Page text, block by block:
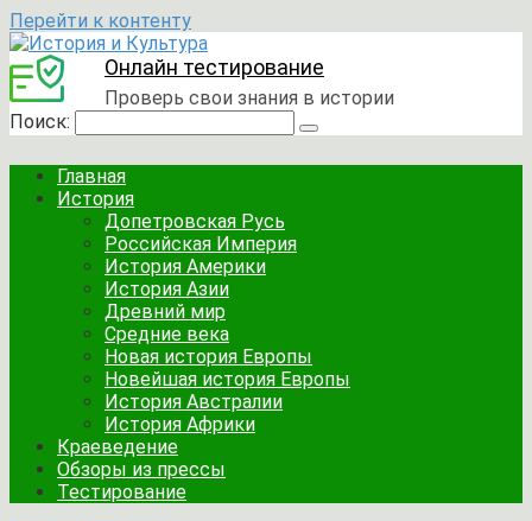
Перейти к контенту
Онлайн тестирование
Проверь свои знания в истории
Поиск:
Главная
История
Допетровская Русь
Российская Империя
История Америки
История Азии
Древний мир
Средние века
Новая история Европы
Новейшая история Европы
История Австралии
История Африки
Краеведение
Обзоры из прессы
Тестирование